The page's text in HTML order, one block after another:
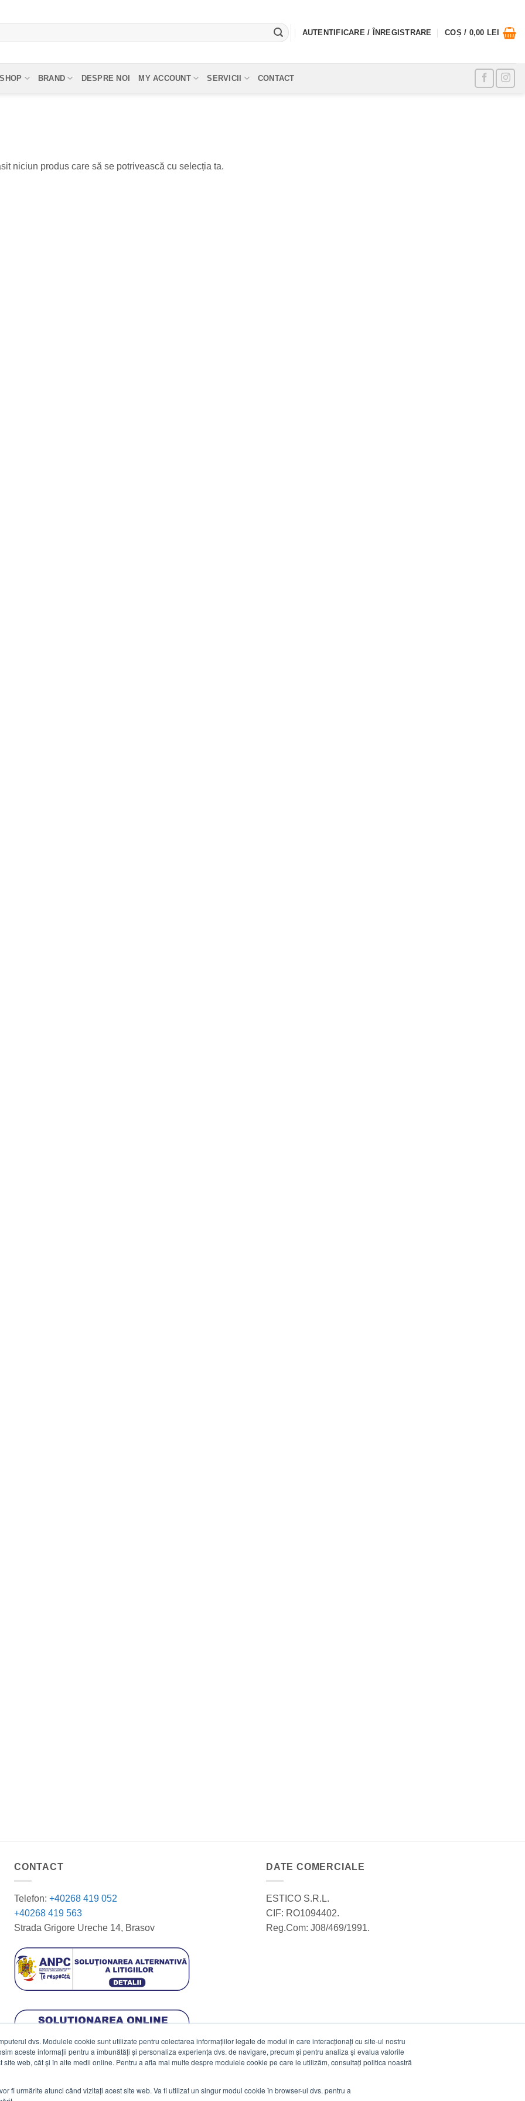
dvs. Modulele cookie sunt utilizate pentru colectarea informațiilor legate de modul în care interacționați cu site-ul nostru
aceste informații pentru a îmbunătăți și personaliza experiența dvs. de navigare, precum și pentru analiza și evalua valorile
web, cât și în alte medii online. Pentru a afla mai multe despre modulele cookie pe care le utilizăm, consultați politica noastră
fi urmărite atunci când vizitați acest site web. Va fi utilizat un singur modul cookie în browser-ul dvs. pentru a
AUTENTIFICARE / ÎNREGISTRARE COȘ / 0,00 LEI
SHOP BRAND DESPRE NOI MY ACCOUNT SERVICII CONTACT
niciun produs care să se potrivească cu selecția ta.
CONTACT
Telefon: +40268 419 052
+40268 419 563
Strada Grigore Ureche 14, Brasov
DATE COMERCIALE
ESTICO S.R.L.
CIF: RO1094402.
Reg.Com: J08/469/1991.